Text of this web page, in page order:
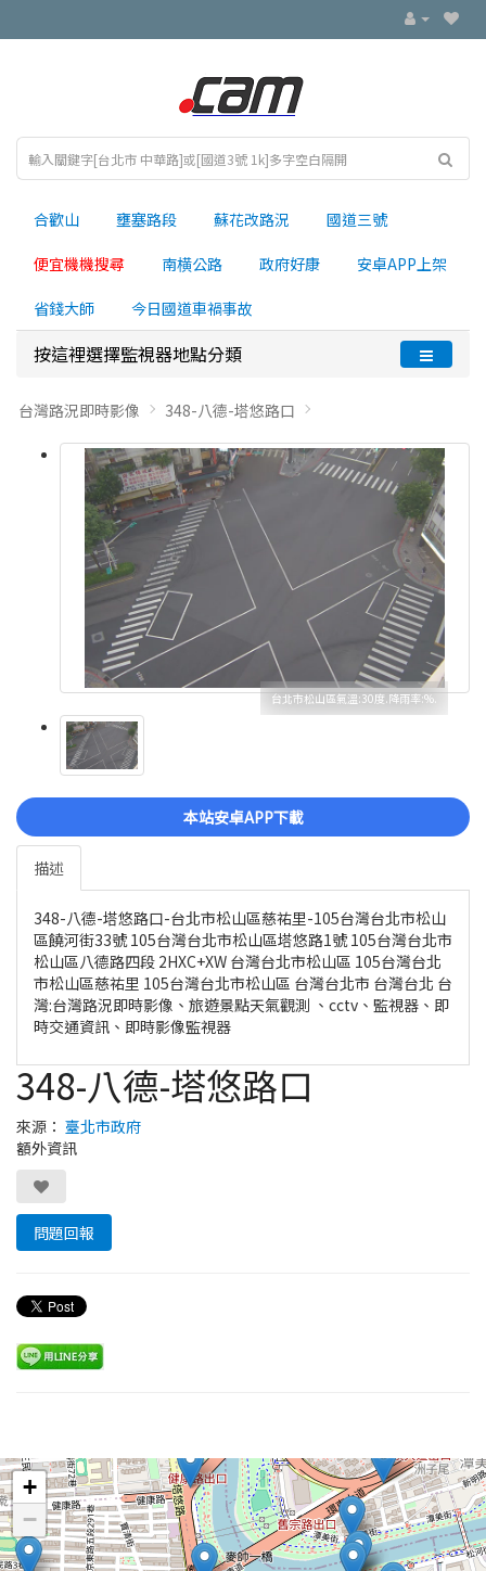
合歡山 壅塞路段 蘇花改路況 國道三號
便宜機機搜尋 南横公路 政府好康 安卓APP上架
省錢大師 今日國道車禍事故
按這裡選擇監視器地點分類
台灣路況即時影像 348-八德-塔悠路口
台北市松山區氣溫:30度.降雨率:%.
本站安卓APP下載
描述
348-八德-塔悠路口-台北市松山區慈祐里-105台灣台北市松山
區饒河街33號 105台灣台北市松山區塔悠路1號 105台灣台北市
松山區八德路四段 2HXC+XW 台灣台北市松山區 105台灣台北
市松山區慈祐里 105台灣台北市松山區 台灣台北市 台灣台北 台
灣:台灣路況即時影像、旅遊景點天氣觀測 、cctv、監視器、即
時交通資訊、即時影像監視器
348-八德-塔悠路口
來源： 臺北市政府
額外資訊
問題回報
+
−